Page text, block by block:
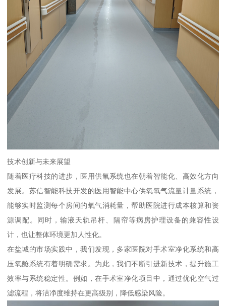
技术创新与未来展望
随着医疗科技的进步，医用供氧系统也在朝着智能化、高效化方向
发展。苏信智能科技开发的医用智能中心供氧氧气流量计量系统，
能够实时监测每个房间的氧气消耗量，帮助医院进行成本核算和资
源调配。同时，输液天轨吊杆、隔帘等病房护理设备的兼容性设
计，也让整体环境更加人性化。
在盐城的市场实践中，我们发现，多家医院对手术室净化系统和高
压氧舱系统有着明确需求。为此，我们不断引进新技术，提升施工
效率与系统稳定性。例如，在手术室净化项目中，通过优化空气过
滤流程，将洁净度维持在更高级别，降低感染风险。